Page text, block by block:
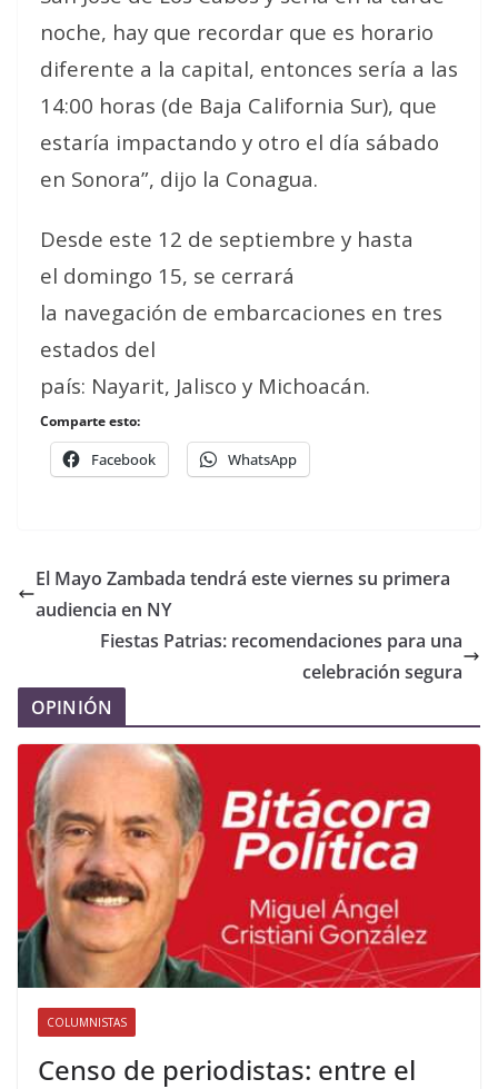
noche, hay que recordar que es horario
diferente a la capital, entonces sería a las
14:00 horas (de Baja California Sur), que
estaría impactando y otro el día sábado
en Sonora”, dijo la Conagua.
Desde este 12 de septiembre y hasta
el domingo 15, se cerrará
la navegación de embarcaciones en tres
estados del
país: Nayarit, Jalisco y Michoacán.
Comparte esto:
Facebook WhatsApp
El Mayo Zambada tendrá este viernes su primera
audiencia en NY
Fiestas Patrias: recomendaciones para una
celebración segura
OPINIÓN
COLUMNISTAS
Censo de periodistas: entre el